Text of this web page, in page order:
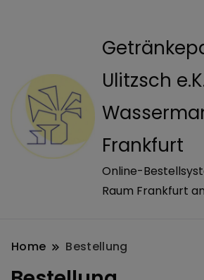
Ulitzsch
Frankfurt
Online-
Raum Frankfurt
Home Bestellung